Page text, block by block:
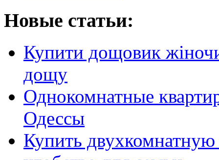
Новые статьи:
Купити дощовик
дощу
Однокомнатные
Одессы
Купить